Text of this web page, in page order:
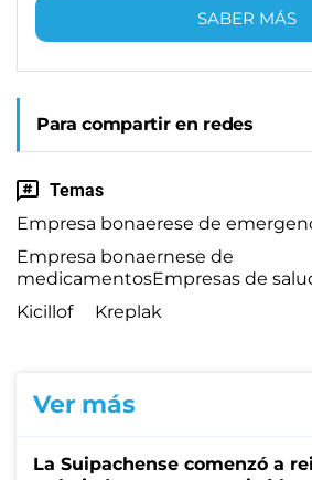
SABER MÁS
Para compartir en redes
Temas
Empresa bonaerese de
Empresa bonaernese de
medicamentosEmpresas de
Kicillof
Kreplak
Ver más
La Suipachense comenzó a